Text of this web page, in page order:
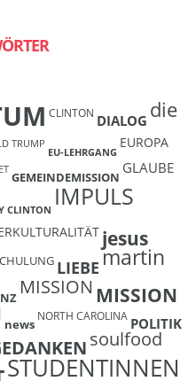
CLINTON DIALOG die
TRUMP
EU-LEHRGANG
EUROPA
GEMEINDEMISSION
GLAUBE
CLINTON IMPULS
jesus
LIEBEmartin
MISSION MISSION
news
NORTH CAROLINA POLITIK
soulfood
STUDENTINNEN